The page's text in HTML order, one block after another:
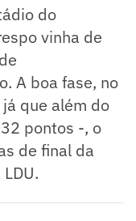
do
vinha de
A boa fase, no
que além do
pontos -, o
de final da